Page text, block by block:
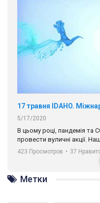
5/17/2020
В цьому році, пандемія та
провести вуличні акції.
навіть коли ми у різних
разом. Ми закликаємо всіх
солідарності,
ГАУ є в 16 областях України.
Разом наш голос лунає
423 Просмотров • 37
Метки